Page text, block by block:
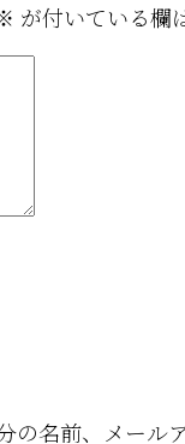
が付いている欄
名前、メール